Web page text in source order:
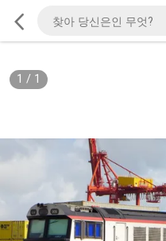
1 / 1